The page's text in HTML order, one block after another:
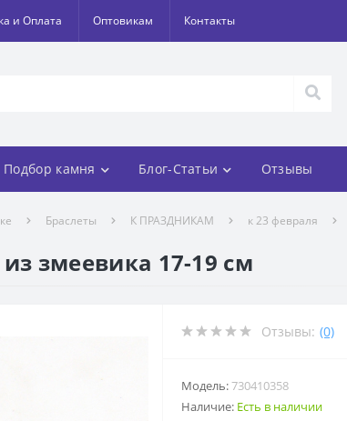
и Оплата Оптовикам Контакты
Подбор камня Блог-Статьи Отзывы
Браслеты К ПРАЗДНИКАМ к 23 февраля
змеевика 17-19 см
Отзывы: (0)
Модель:730410358
Наличие: Есть в наличии